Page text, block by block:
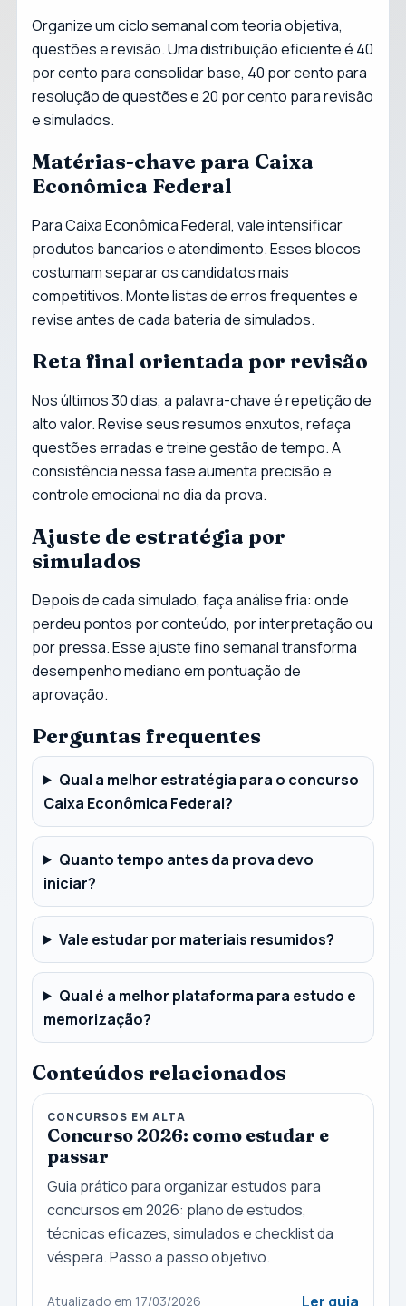
Organize um ciclo semanal com teoria objetiva,
questões e revisão. Uma distribuição eficiente é 40
por cento para consolidar base, 40 por cento para
resolução de questões e 20 por cento para revisão
e simulados.
Matérias-chave para Caixa
Econômica Federal
Para Caixa Econômica Federal, vale intensificar
produtos bancarios e atendimento. Esses blocos
costumam separar os candidatos mais
competitivos. Monte listas de erros frequentes e
revise antes de cada bateria de simulados.
Reta final orientada por revisão
Nos últimos 30 dias, a palavra-chave é repetição de
alto valor. Revise seus resumos enxutos, refaça
questões erradas e treine gestão de tempo. A
consistência nessa fase aumenta precisão e
controle emocional no dia da prova.
Ajuste de estratégia por
simulados
Depois de cada simulado, faça análise fria: onde
perdeu pontos por conteúdo, por interpretação ou
por pressa. Esse ajuste fino semanal transforma
desempenho mediano em pontuação de
aprovação.
Perguntas frequentes
Qual a melhor estratégia para o concurso
Caixa Econômica Federal?
Quanto tempo antes da prova devo
iniciar?
Vale estudar por materiais resumidos?
Qual é a melhor plataforma para estudo e
memorização?
Conteúdos relacionados
CONCURSOS EM ALTA
Concurso 2026: como estudar e
passar
Guia prático para organizar estudos para
concursos em 2026: plano de estudos,
técnicas eficazes, simulados e checklist da
véspera. Passo a passo objetivo.
Atualizado em 17/03/2026 Ler guia